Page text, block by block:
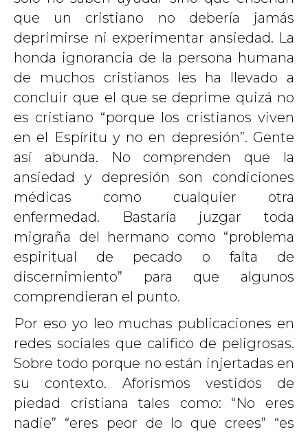
que un cristiano no debería jamás
deprimirse ni experimentar ansiedad. La
honda ignorancia de la persona humana
de muchos cristianos les ha llevado a
concluir que el que se deprime quizá no
es cristiano “porque los cristianos viven
en el Espíritu y no en depresión”. Gente
así abunda. No comprenden que la
ansiedad y depresión son condiciones
médicas como cualquier otra
enfermedad. Bastaría juzgar toda
migraña del hermano como “problema
espiritual de pecado o falta de
discernimiento” para que algunos
comprendieran el punto.
Por eso yo leo muchas publicaciones en
redes sociales que califico de peligrosas.
Sobre todo porque no están injertadas en
su contexto. Aforismos vestidos de
piedad cristiana tales como: “No eres
nadie” “eres peor de lo que crees” “es